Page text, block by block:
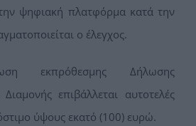
ψηφιακή πλατφόρμα κατά την
ο έλεγχος.
εκπρόθεσμης Δήλωσης
επιβάλλεται αυτοτελές
ύψους εκατό (100) ευρώ.